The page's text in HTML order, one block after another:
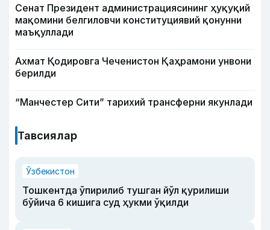
Сенат Президент администрациясининг ҳуқуқий
мақомини белгиловчи конституциявий қонунни
маъқуллади
Ахмат Қодировга Чеченистон Қаҳрамони унвони
берилди
“Манчестер Сити” тарихий трансферни якунлади
Тавсиялар
Ўзбекистон
Тошкентда ўпирилиб тушган йўл қурилиши
бўйича 6 кишига суд ҳукми ўқилди